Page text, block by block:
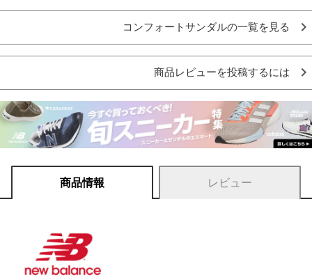
コンフォートサンダルの一覧を見る
商品レビューを投稿するには
商品情報 レビュー